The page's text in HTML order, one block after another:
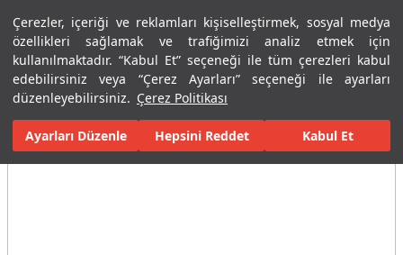
Çerezler, içeriği ve reklamları kişiselleştirmek, sosyal medya
özellikleri sağlamak ve trafiğimizi analiz etmek için
kullanılmaktadır. “Kabul Et” seçeneği ile tüm çerezleri kabul
edebilirsiniz veya “Çerez Ayarları” seçeneği ile ayarları
düzenleyebilirsiniz. Çerez Politikası
Ayarları Düzenle Hepsini Reddet Kabul Et
Menü Menü
Ana Sayfa Karolar Konut İçi Alanlar Banyo Seramikleri
Tüm Görseller(6)